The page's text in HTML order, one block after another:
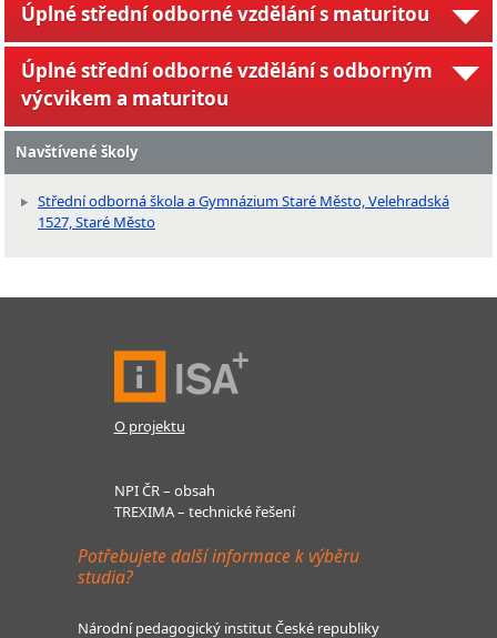
Úplné střední odborné vzdělání s maturitou
Úplné střední odborné vzdělání s odborným
výcvikem a maturitou
Navštívené školy
Střední odborná škola a Gymnázium Staré Město, Velehradská
1527, Staré Město
O projektu
NPI ČR – obsah
TREXIMA – technické řešení
Potřebujete další informace k výběru
studia?
Národní pedagogický institut České republiky